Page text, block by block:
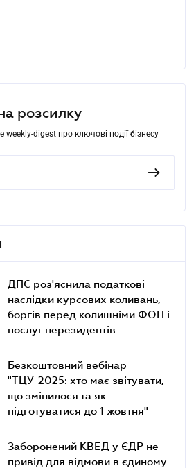
розсилку
digest про ключові події бізнесу
ДПС роз'яснила податкові
наслідки курсових коливань,
боргів перед колишніми ФОП і
послуг нерезидентів
Безкоштовний вебінар
"ТЦУ-2025: хто має звітувати,
що змінилося та як
підготуватися до 1 жовтня"
Заборонений КВЕД у ЄДР не
привід для відмови в єдиному